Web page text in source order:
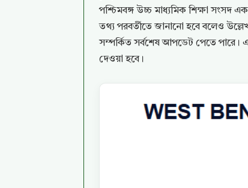
পশ্চিমবঙ্গ উচ্চ মাধ্যমিক শিক্ষা সংসদ
তথ্য পরবর্তীতে জানানো হবে বলেও
সম্পর্কিত সর্বশেষ আপডেট পেতে পারে।
দেওয়া হবে।